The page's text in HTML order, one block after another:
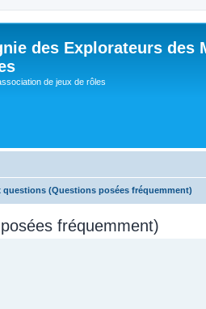
des Explorateurs des
de jeux de rôles
questions (Questions posées fréquemment)
fréquemment)